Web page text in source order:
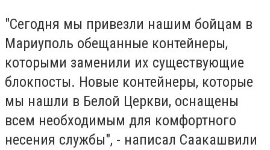
"Сегодня мы привезли нашим бойцам в
Мариуполь обещанные контейнеры,
которыми заменили их существующие
блокпосты. Новые контейнеры, которые
мы нашли в Белой Церкви, оснащены
всем необходимым для комфортного
несения службы", - написал Саакашвили